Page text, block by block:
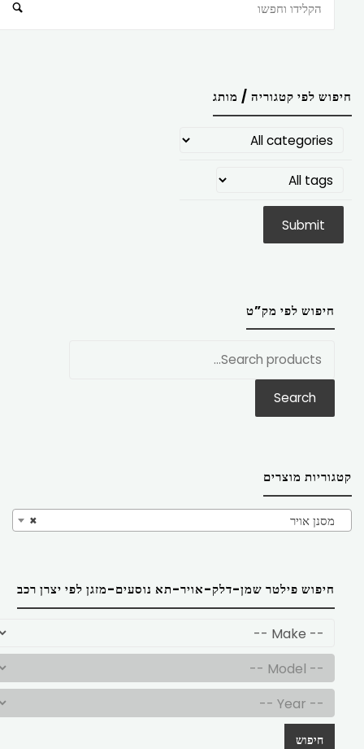
חיפוש לפי קטגוריה / מותג
חיפוש לפי מק”ט
Search
קטגוריות מוצרים
× מסנן אויר
חיפוש פילטר שמן-דלק-אויר-תא נוסעים-מזגן לפי יצרן רכב
חיפוש